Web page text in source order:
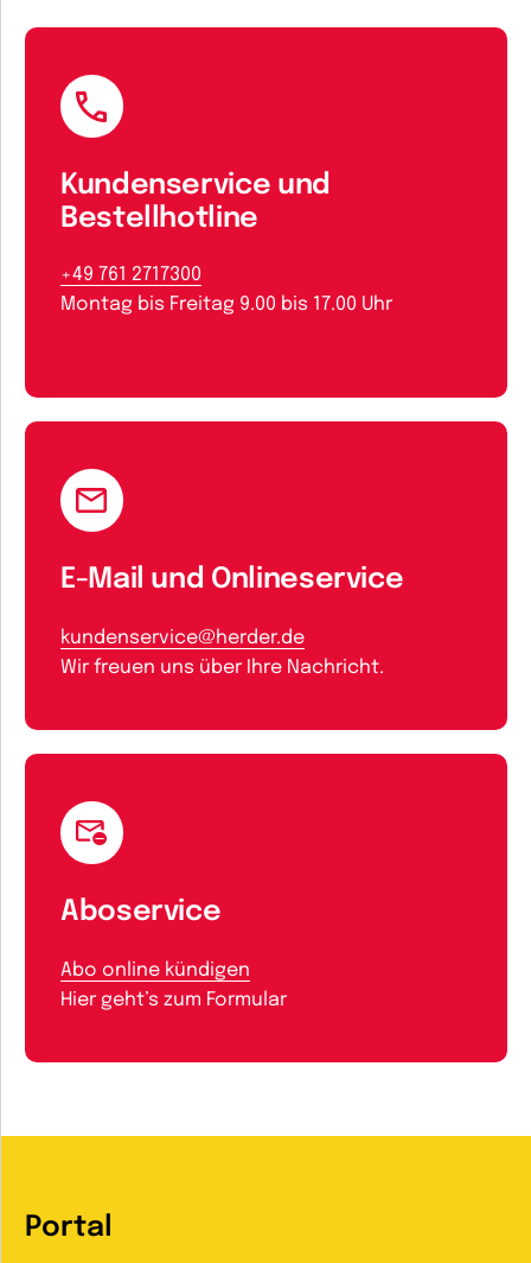
Kundenservice und
Bestellhotline
+49 761 2717300
Montag bis Freitag 9.00 bis 17.00 Uhr
E-Mail und Onlineservice
kundenservice@herder.de
Wir freuen uns über Ihre Nachricht.
Aboservice
Abo online kündigen
Hier geht’s zum Formular
Portal